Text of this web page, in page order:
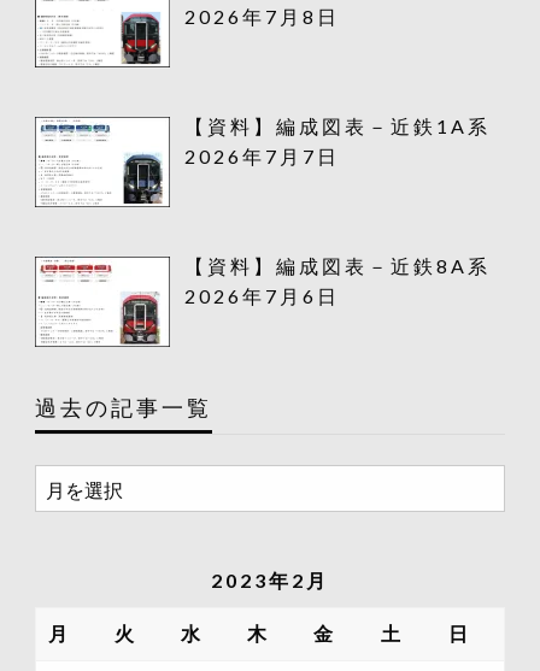
2026年7月8日
【資料】編成図表－近鉄1A系
2026年7月7日
【資料】編成図表－近鉄8A系
2026年7月6日
過去の記事一覧
過
去
一
2023年2月
月 火 水 木 金 土 日